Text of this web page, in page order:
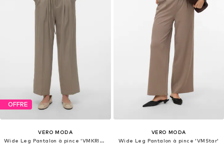
OFFRE
VERO MODA
Wide Leg Pantalon à pince 'VMKRISTEL'
VERO MODA
Wide Leg Pantalon à pince 'VMStar'